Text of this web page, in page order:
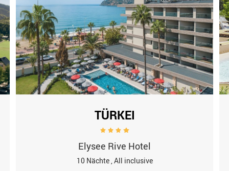
TÜRKEI
Elysee Rive Hotel
10 Nächte , All inclusive